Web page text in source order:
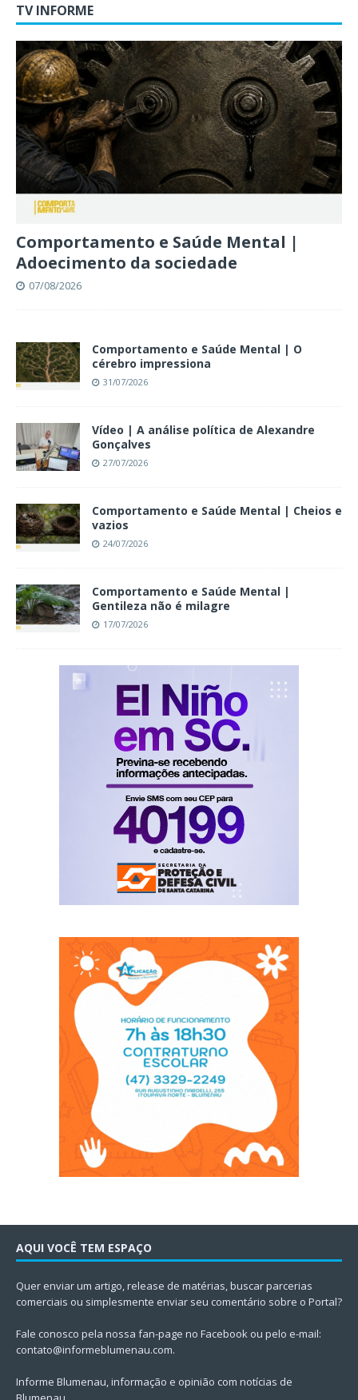
TV INFORME
Comportamento e Saúde Mental |
Adoecimento da sociedade
07/08/2026
Comportamento e Saúde Mental | O
cérebro impressiona
31/07/2026
Vídeo | A análise política de Alexandre
Gonçalves
27/07/2026
Comportamento e Saúde Mental | Cheios e
vazios
24/07/2026
Comportamento e Saúde Mental |
Gentileza não é milagre
17/07/2026
AQUI VOCÊ TEM ESPAÇO
Quer enviar um artigo, release de matérias, buscar parcerias
comerciais ou simplesmente enviar seu comentário sobre o Portal?
Fale conosco pela nossa fan-page no Facebook ou pelo e-mail:
contato@informeblumenau.com.
Informe Blumenau, informação e opinião com notícias de